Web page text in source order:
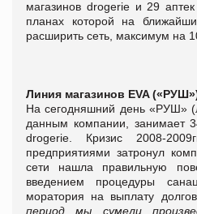
магазинов drogerie и 29
планах которой на
расширить сеть, максимум на
Линия магазинов EVA
На сегодняшний день «РУШ»
данным компании, занимает
drogerie. Кризис 2008-
предприятиями затронул
сети нашла правильную
введением процедуры
моратория на выплату
период мы сумели